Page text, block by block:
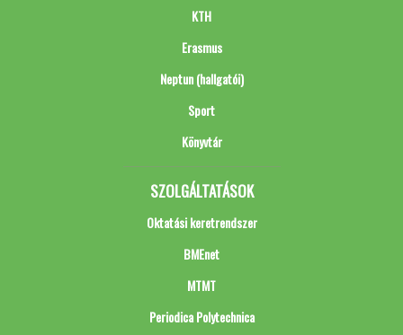
KTH
Erasmus
Neptun (hallgatói)
Sport
Könyvtár
SZOLGÁLTATÁSOK
Oktatási keretrendszer
BMEnet
MTMT
Periodica Polytechnica